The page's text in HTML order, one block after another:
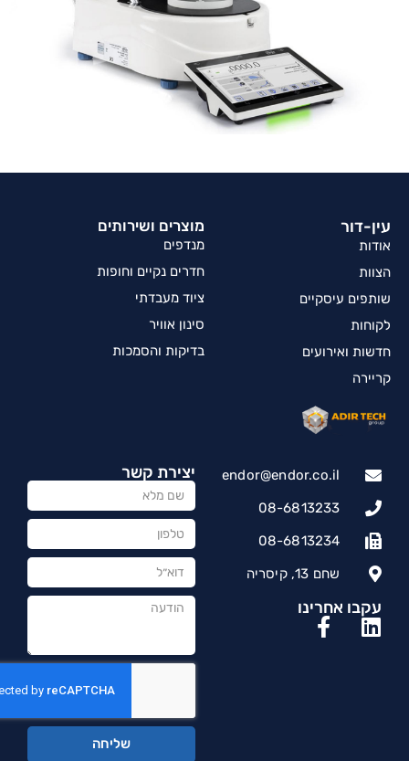
מוצרים ושירותים
מנדפים
חדרים נקיים וחופות
ציוד מעבדתי
סינון אוויר
בדיקות והסמכות
עין-דור
אודות
הצוות
שותפים עיסקיים
לקוחות
חדשות ואירועים
קריירה
יצירת קשר
שליחה
endor@endor.co.il
08-6813233
08-6813234
שחם 13, קיסריה
עקבו אחרינו